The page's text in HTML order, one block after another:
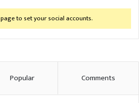
to set your social accounts.
Popular Comments